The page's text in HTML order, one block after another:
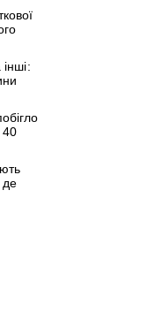
40
де